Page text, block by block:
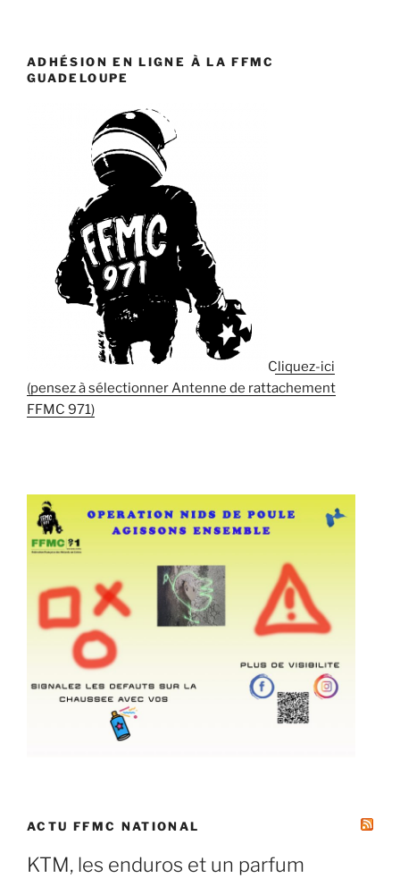
ADHÉSION EN LIGNE À LA FFMC
GUADELOUPE
Cliquez-ici
(pensez à sélectionner Antenne de rattachement
FFMC 971)
ACTU FFMC NATIONAL
KTM, les enduros et un parfum